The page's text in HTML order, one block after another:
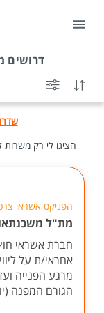
דרושים
הציגו לי רק משרות
הפניקס אשראי
מת"ל
חברת אשראי
אחראי/ת על
מרגע הפנייה
הגורם המפנה